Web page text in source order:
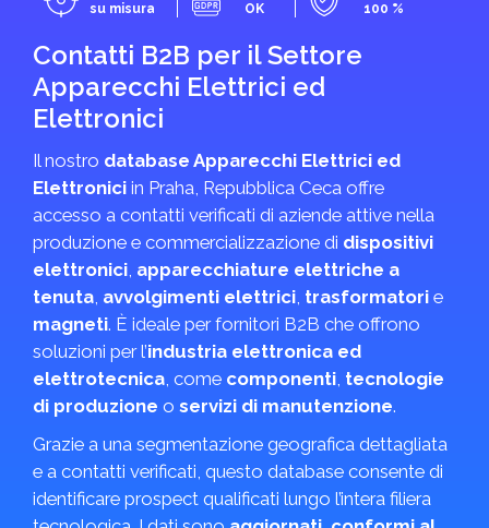
su misura
OK
100 %
Contatti B2B per il Settore
Apparecchi Elettrici ed
Elettronici
Il nostro database Apparecchi Elettrici ed
Elettronici in Praha, Repubblica Ceca offre
accesso a contatti verificati di aziende attive nella
produzione e commercializzazione di dispositivi
elettronici, apparecchiature elettriche a
tenuta, avvolgimenti elettrici, trasformatori e
magneti. È ideale per fornitori B2B che offrono
soluzioni per l’industria elettronica ed
elettrotecnica, come componenti, tecnologie
di produzione o servizi di manutenzione.
Grazie a una segmentazione geografica dettagliata
e a contatti verificati, questo database consente di
identificare prospect qualificati lungo l’intera filiera